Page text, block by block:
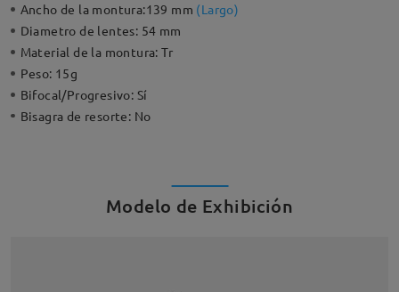
Ancho de la montura:139 mm (Largo)
Diametro de lentes: 54 mm
Material de la montura:Tr
Peso: 15g
Bifocal/Progresivo: Sí
Bisagra de resorte: No
Modelo de Exhibición